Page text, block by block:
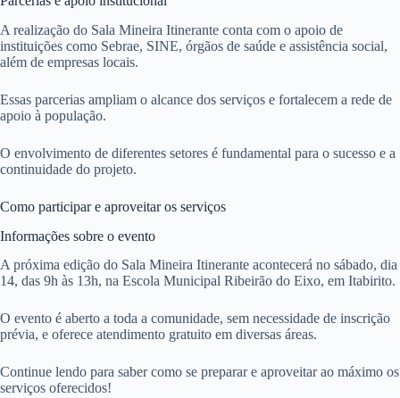
A realização do Sala Mineira Itinerante conta com o apoio de
instituições como Sebrae, SINE, órgãos de saúde e assistência social,
além de empresas locais.
Essas parcerias ampliam o alcance dos serviços e fortalecem a rede de
apoio à população.
O envolvimento de diferentes setores é fundamental para o sucesso e a
continuidade do projeto.
Como participar e aproveitar os serviços
Informações sobre o evento
A próxima edição do Sala Mineira Itinerante acontecerá no sábado, dia
14, das 9h às 13h, na Escola Municipal Ribeirão do Eixo, em Itabirito.
O evento é aberto a toda a comunidade, sem necessidade de inscrição
prévia, e oferece atendimento gratuito em diversas áreas.
Continue lendo para saber como se preparar e aproveitar ao máximo os
serviços oferecidos!